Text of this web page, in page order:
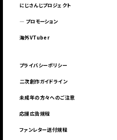
にじさんじプロジェクト
― プロモーション
海外VTuber
プライバシーポリシー
二次創作ガイドライン
未成年の方々へのご注意
応援広告規程
ファンレター送付規程